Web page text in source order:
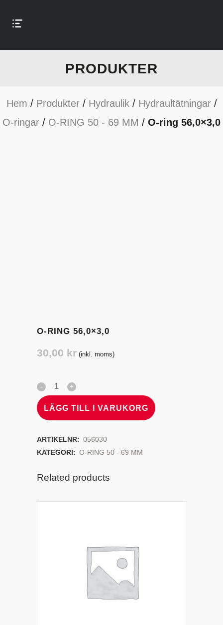
PRODUKTER
Hem / Produkter/ Hydraulik/ Hydraultätningar/
O-ringar / O-RING 50 - 69 MM / O-ring 56,0×3,0
O-RING 56,0×3,0
30,00 kr (inkl. moms)
LÄGG TILL I VARUKORG
ARTIKELNR: 056030
KATEGORI: O-RING 50 - 69 MM
Related products